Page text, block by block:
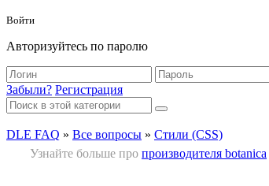
Войти
Авторизуйтесь по паролю
Забыли? Регистрация
DLE FAQ » Все вопросы » Стили (CSS)
Узнайте больше про производителя botanica